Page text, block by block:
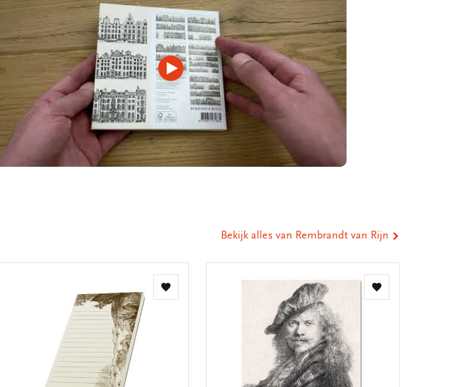
Video
afspelen
Bekijk alles van Rembrandt van Rijn
Toevoegen
Toevoegen